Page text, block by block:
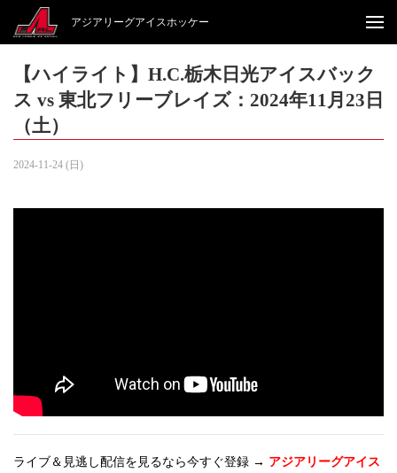
アジアリーグアイスホッケー
【ハイライト】H.C.栃木日光アイスバック
ス vs 東北フリーブレイズ：2024年11月23日
（土）
2024-11-24 (日)
ライブ＆見逃し配信を見るなら今すぐ登録 → アジアリーグアイス